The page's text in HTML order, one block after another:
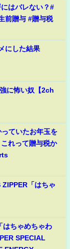
はバレない？#
前贈与 #贈与税
にした結果
に怖い奴【2ch
ていたお年玉を
れって贈与税か
「はちゃ
はちゃめちゃわ
SPECIAL